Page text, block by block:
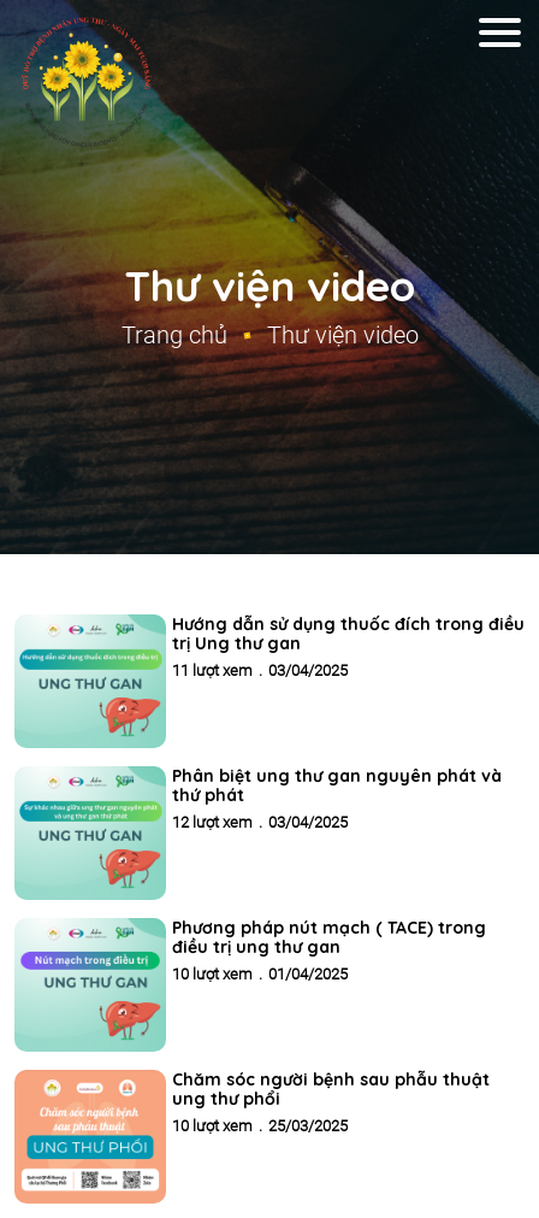
Thư viện video
Trang chủ Thư viện video
Hướng dẫn sử dụng thuốc đích trong điều
trị Ung thư gan
11 lượt xem . 03/04/2025
Phân biệt ung thư gan nguyên phát và
thứ phát
12 lượt xem . 03/04/2025
Phương pháp nút mạch ( TACE) trong
điều trị ung thư gan
10 lượt xem . 01/04/2025
Chăm sóc người bệnh sau phẫu thuật
ung thư phổi
10 lượt xem . 25/03/2025